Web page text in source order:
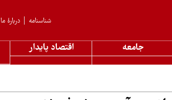
دربارهٔ ما شناسنامه
جامعه اقتصاد پایدار